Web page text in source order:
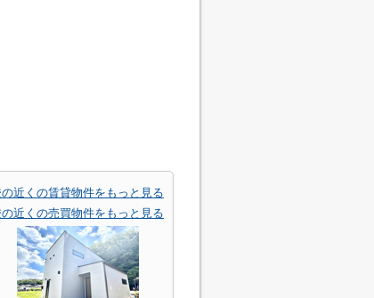
近くの賃貸物件をもっと見る
近くの売買物件をもっと見る